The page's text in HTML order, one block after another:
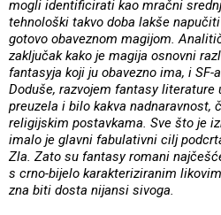
mogli identificirati kao mračni
tehnološki takvo doba lakše
gotovo obaveznom magijom.
zaključak kako je magija osnovni
fantasyja koji ju obavezno ima, i
Doduše, razvojem fantasy literature
preuzela i bilo kakva nadnaravnost,
religijskim postavkama. Sve što je
imalo je glavni fabulativni cilj
Zla. Zato su fantasy romani
s crno-bijelo karakteriziranim
zna biti dosta nijansi sivoga.